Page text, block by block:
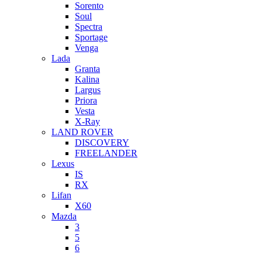
Sorento
Soul
Spectra
Sportage
Venga
Lada
Granta
Kalina
Largus
Priora
Vesta
X-Ray
LAND ROVER
DISCOVERY
FREELANDER
Lexus
IS
RX
Lifan
X60
Mazda
3
5
6